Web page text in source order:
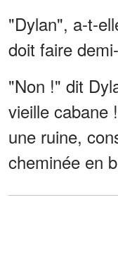
"Dylan", a-t-
doit faire
"Non !" dit
vieille cabane
une ruine,
cheminée en